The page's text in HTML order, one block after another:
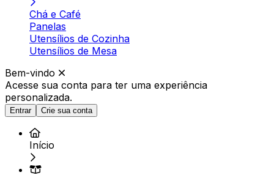
Chá e Café
Panelas
Utensílios de Cozinha
Utensílios de Mesa
Bem-vindo
Acesse sua conta para ter uma experiência
personalizada.
Entrar Crie sua conta
Início